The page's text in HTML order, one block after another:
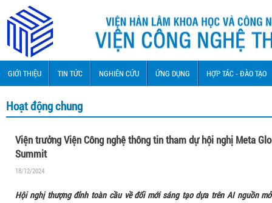
GIỚI THIỆU TIN TỨC NGHIÊN CỨU ỨNG DỤNG HỢP TÁC - ĐÀO TẠO
Hoạt động chung
Viện trưởng Viện Công nghệ thông tin tham dự hội nghị Meta
Summit
18/12/2024
Hội nghị thượng đỉnh toàn cầu về đổi mới sáng tạo dựa trên AI nguồn